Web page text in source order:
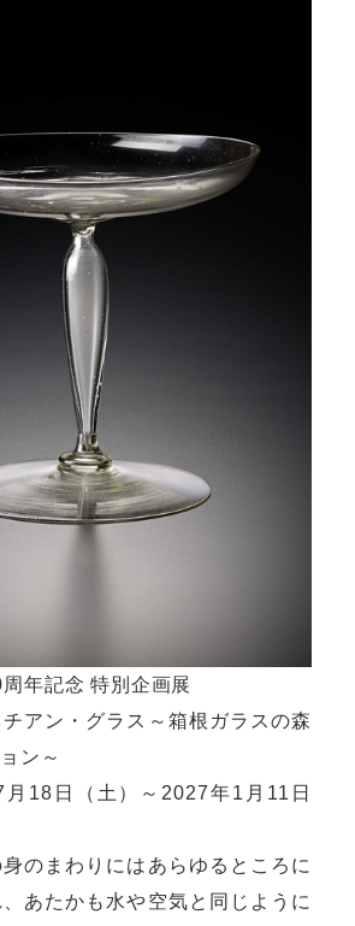
周年記念 特別企画展
アン・グラス～箱根ガラスの森
ン～
18日（土）～2027年1月11日
のまわりにはあらゆるところに
あたかも水や空気と同じように